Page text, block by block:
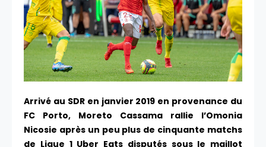
Arrivé au SDR en janvier 2019 en provenance du
FC Porto, Moreto Cassama rallie l’Omonia
Nicosie après un peu plus de cinquante matchs
de Ligue 1 Uber Eats disputés sous le maillot